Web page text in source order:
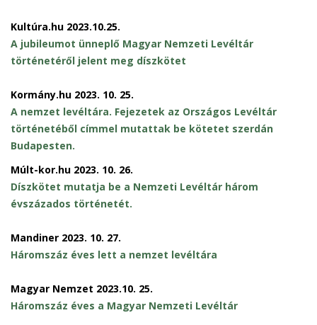
Kultúra.hu 2023.10.25.
A jubileumot ünneplő Magyar Nemzeti Levéltár
történetéről jelent meg díszkötet
Kormány.hu 2023. 10. 25.
A nemzet levéltára. Fejezetek az Országos Levéltár
történetéből címmel mutattak be kötetet szerdán
Budapesten.
Múlt-kor.hu 2023. 10. 26.
Díszkötet mutatja be a Nemzeti Levéltár három
évszázados történetét.
Mandiner 2023. 10. 27.
Háromszáz éves lett a nemzet levéltára
Magyar Nemzet 2023.10. 25.
Háromszáz éves a Magyar Nemzeti Levéltár